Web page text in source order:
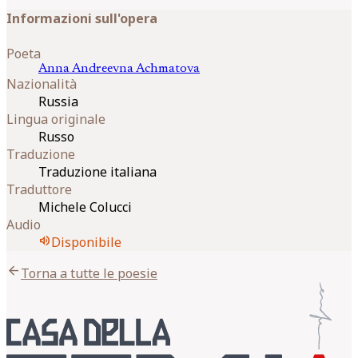
Informazioni sull'opera
Poeta
Anna AndreevnaAchmatova
Nazionalità
Russia
Lingua originale
Russo
Traduzione
Traduzione italiana
Traduttore
Michele Colucci
Audio
volume_upDisponibile
arrow_backTorna a tutte le poesie